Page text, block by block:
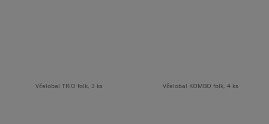
Včelobal TRIO folk, 3 ks Včelobal KOMBO folk, 4 ks